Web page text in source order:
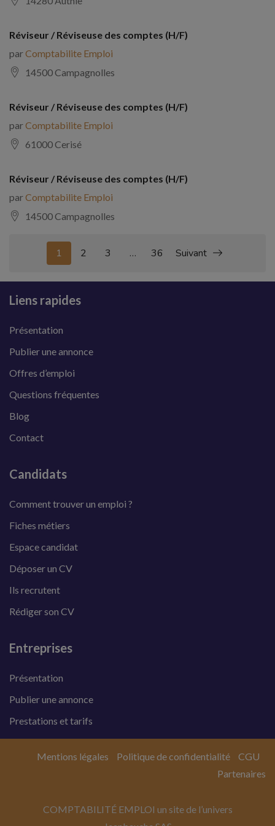
Réviseur / Réviseuse des comptes (H/F)
parComptabilite Emploi
14500 Campagnolles
Réviseur / Réviseuse des comptes (H/F)
parComptabilite Emploi
61000 Cerisé
Réviseur / Réviseuse des comptes (H/F)
parComptabilite Emploi
14500 Campagnolles
1 2 3 … 36 Suivant
Liens rapides
Présentation
Publier une annonce
Offres d’emploi
Questions fréquentes
Blog
Contact
Candidats
Comment trouver un emploi ?
Fiches métiers
Espace candidat
Déposer un CV
Ils recrutent
Rédiger son CV
Entreprises
Présentation
Publier une annonce
Prestations et tarifs
COMPTABILITÉ EMPLOI un site de l’univers
Mentions légales Politique de confidentialité
CGU
Partenaires